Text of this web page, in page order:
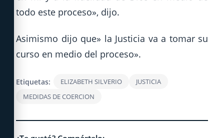
todo este proceso», dijo.
Asimismo dijo que» la Justicia va a tomar su
curso en medio del proceso».
Etiquetas: ELIZABETH SILVERIO
JUSTICIA
MEDIDAS DE COERCION